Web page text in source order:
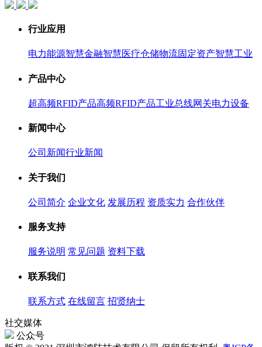
行业应用
电力能源智慧金融智慧医疗仓储物流固定资产智慧工业
产品中心
超高频RFID产品高频RFID产品工业总线网关电力设备
新闻中心
公司新闻行业新闻
关于我们
公司简介 企业文化 发展历程 资质实力 合作伙伴
服务支持
服务说明 常见问题 资料下载
联系我们
联系方式 在线留言 招贤纳士
社交媒体
公众号